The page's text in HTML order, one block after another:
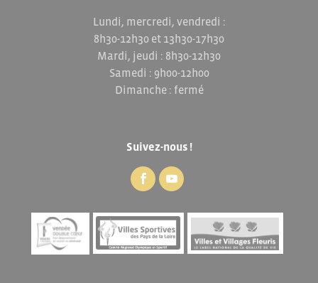
Lundi, mercredi, vendredi :
8h30-12h30 et 13h30-17h30
Mardi, jeudi : 8h30-12h30
Samedi : 9h00-12h00
Dimanche : fermé
Suivez-nous !